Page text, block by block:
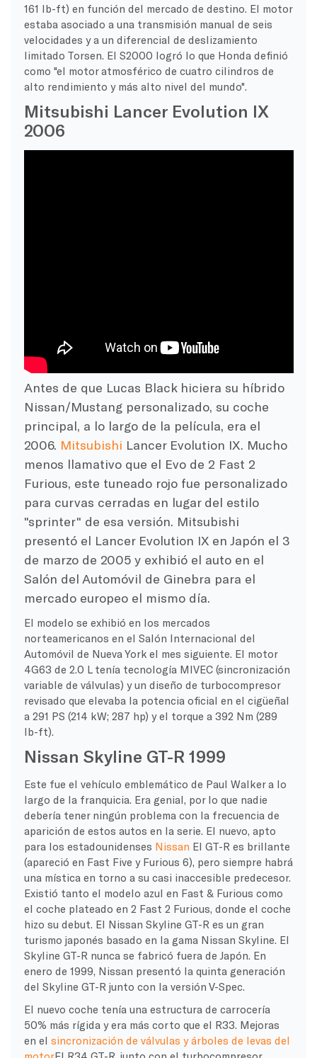
161 lb-ft) en función del mercado de destino. El motor
estaba asociado a una transmisión manual de seis
velocidades y a un diferencial de deslizamiento
limitado Torsen. El S2000 logró lo que Honda definió
como "el motor atmosférico de cuatro cilindros de
alto rendimiento y más alto nivel del mundo".
Mitsubishi Lancer Evolution IX
2006
Antes de que Lucas Black hiciera su híbrido
Nissan/Mustang personalizado, su coche
principal, a lo largo de la película, era el
2006. Mitsubishi Lancer Evolution IX. Mucho
menos llamativo que el Evo de 2 Fast 2
Furious, este tuneado rojo fue personalizado
para curvas cerradas en lugar del estilo
"sprinter" de esa versión. Mitsubishi
presentó el Lancer Evolution IX en Japón el 3
de marzo de 2005 y exhibió el auto en el
Salón del Automóvil de Ginebra para el
mercado europeo el mismo día.
El modelo se exhibió en los mercados
norteamericanos en el Salón Internacional del
Automóvil de Nueva York el mes siguiente. El motor
4G63 de 2.0 L tenía tecnología MIVEC (sincronización
variable de válvulas) y un diseño de turbocompresor
revisado que elevaba la potencia oficial en el cigüeñal
a 291 PS (214 kW; 287 hp) y el torque a 392 Nm (289
lb-ft).
Nissan Skyline GT-R 1999
Este fue el vehículo emblemático de Paul Walker a lo
largo de la franquicia. Era genial, por lo que nadie
debería tener ningún problema con la frecuencia de
aparición de estos autos en la serie. El nuevo, apto
para los estadounidenses Nissan El GT-R es brillante
(apareció en Fast Five y Furious 6), pero siempre habrá
una mística en torno a su casi inaccesible predecesor.
Existió tanto el modelo azul en Fast & Furious como
el coche plateado en 2 Fast 2 Furious, donde el coche
hizo su debut. El Nissan Skyline GT-R es un gran
turismo japonés basado en la gama Nissan Skyline. El
Skyline GT-R nunca se fabricó fuera de Japón. En
enero de 1999, Nissan presentó la quinta generación
del Skyline GT-R junto con la versión V-Spec.
El nuevo coche tenía una estructura de carrocería
50% más rígida y era más corto que el R33. Mejoras
en el sincronización de válvulas y árboles de levas del